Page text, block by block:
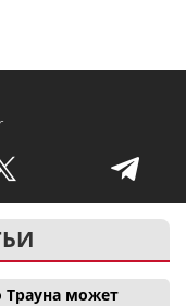
Трауна может